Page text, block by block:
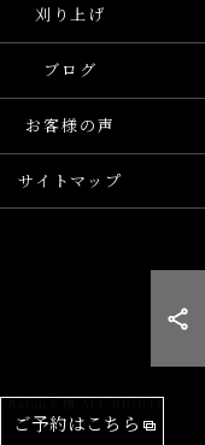
ご予約はこちら
刈り上げ
ブログ
お客様の声
サイトマップ
Salon天神 ALL RIGHTS